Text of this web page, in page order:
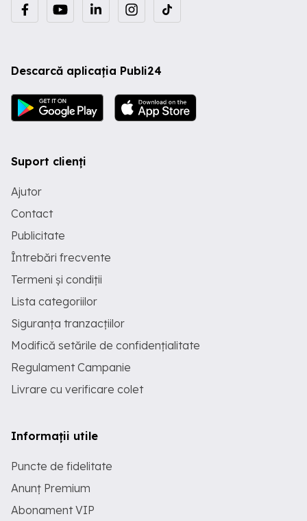
Descarcă aplicația Publi24
Suport clienți
Ajutor
Contact
Publicitate
Întrebări frecvente
Termeni și condiții
Lista categoriilor
Siguranța tranzacțiilor
Modifică setările de confidențialitate
Regulament Campanie
Livrare cu verificare colet
Informații utile
Puncte de fidelitate
Anunț Premium
Abonament VIP